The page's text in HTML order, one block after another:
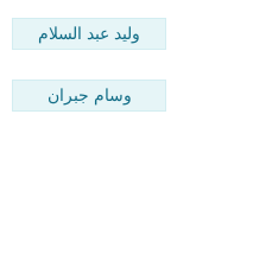
وليد عبد السلام
وسام جبران